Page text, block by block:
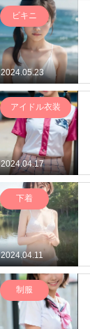
2024.05.23
ビキニ
2024.04.17
アイドル衣装
2024.04.11
下着
制服